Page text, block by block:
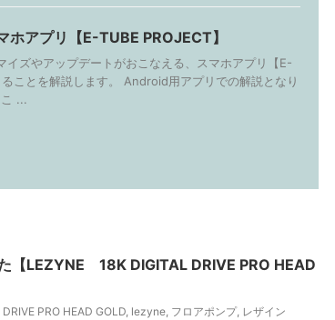
ホアプリ【E-TUBE PROJECT】
ズやアップデートがおこなえる、スマホアプリ【E-
ことを解説します。 Android用アプリでの解説となり
...
【LEZYNE 18K DIGITAL DRIVE PRO HEAD
PRO HEAD GOLD, lezyne, フロアポンプ, レザイン